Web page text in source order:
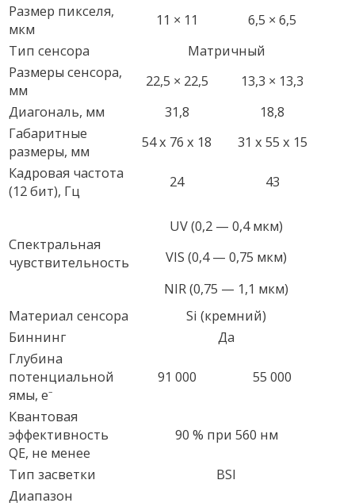
Размер пикселя,
мкм
11 × 11
6,5 × 6,5
Тип сенсора
Матричный
Размеры сенсора,
мм
22,5 × 22,5
13,3 × 13,3
Диагональ, мм
31,8
18,8
Габаритные
размеры, мм
54 х 76 х 18
31 х 55 х 15
Кадровая частота
(12 бит), Гц
24 43
Спектральная
чувствительность
UV (0,2 — 0,4 мкм)
VIS (0,4 — 0,75 мкм)
NIR (0,75 — 1,1 мкм)
Материал сенсора
Si (кремний)
Биннинг
Да
Глубина
потенциальной
ямы, e⁻
91 000 55 000
Квантовая
эффективность
QE, не менее
90 % при 560 нм
Тип засветки
BSI
Диапазон